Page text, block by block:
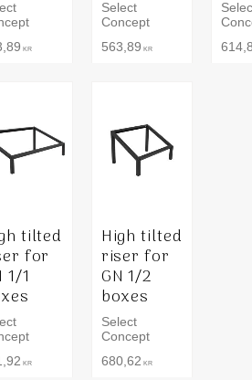
KR
Select
Concept
563,89 KR
tilted
for
1/1
KR
High tilted
riser for
GN 1/2
boxes
Select
Concept
680,62 KR